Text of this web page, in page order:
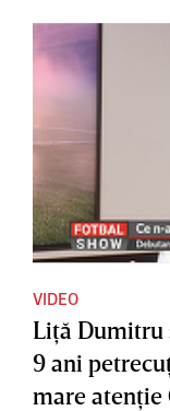
VIDEO
Liţă Dumitru
9 ani
mare atenţie